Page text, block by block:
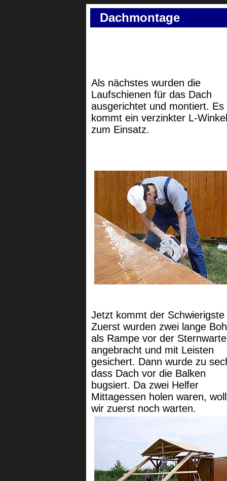
Dachmontage
Als nächstes wurden die
Laufschienen für das Dach
ausgerichtet und montiert. Es
kommt ein verzinkter L-Winkel
zum Einsatz.
Jetzt kommt der Schwierigste
Zuerst wurden zwei lange
als Rampe vor der Sternwarte
angebracht und mit Leisten
gesichert. Dann wurde zu
dass Dach vor die Balken
bugsiert. Da zwei Helfer
Mittagessen holen waren,
wir zuerst noch warten.